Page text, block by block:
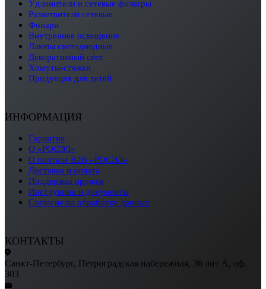
удлинители и сетевые фильтры
разветвители сетевые
фонари
внутреннее освещение
лампы светодиодные
декоративный свет
хомуты-стяжки
продукция для детей
ИНФОРМАЦИЯ
Гарантия
О «РОСЭЛ»
О портале B2B «РОСЭЛ»
Доставка и оплата
Поддержка продаж
Инструкции и документы
Согласие на обработку данных
КОНТАКТЫ
Санкт-Петербург, Петроградская набережная, 36 лит А, оф.
303